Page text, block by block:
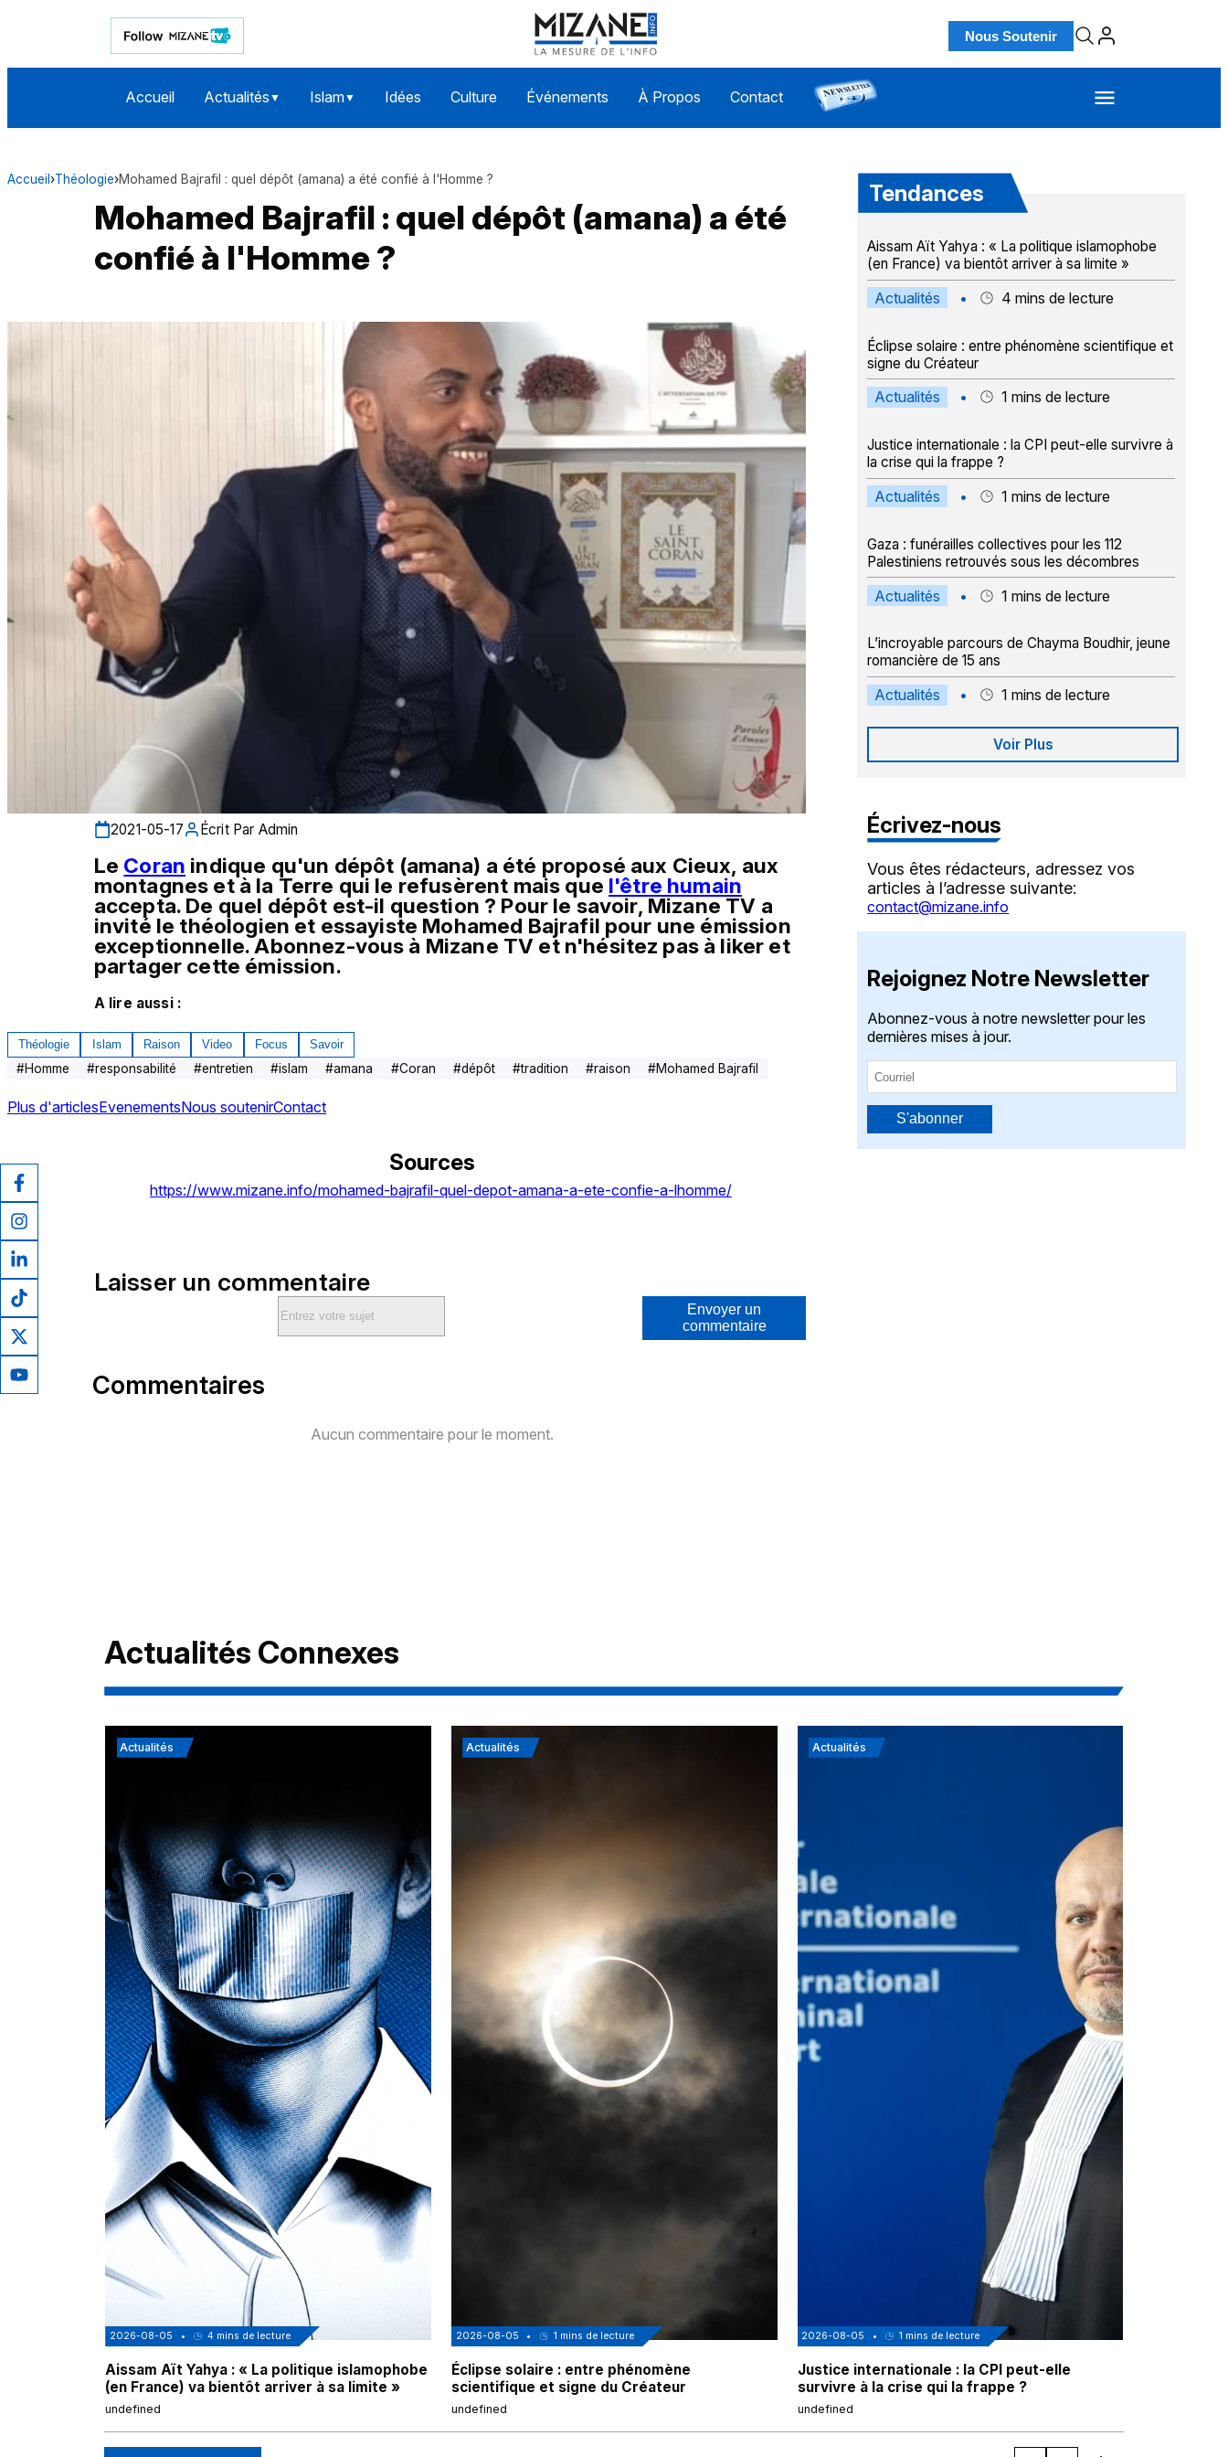
Nous Soutenir
Accueil Actualités ▼ Islam▼ Idées Culture Événements À Propos Contact
Accueil ›Théologie›Mohamed Bajrafil : quel dépôt (amana) a été confié à l'Homme ?
Mohamed Bajrafil : quel dépôt (amana) a été
confié à l'Homme ?
2021-05-17 Écrit Par Admin
Le Coran indique qu'un dépôt (amana) a été proposé aux Cieux, aux
montagnes et à la Terre qui le refusèrent mais que l'être humain
accepta. De quel dépôt est-il question ? Pour le savoir, Mizane TV a
invité le théologien et essayiste Mohamed Bajrafil pour une émission
exceptionnelle. Abonnez-vous à Mizane TV et n'hésitez pas à liker et
partager cette émission.
A lire aussi :
Théologie Islam Raison Video Focus Savoir
#Homme #responsabilité #entretien #islam #amana #Coran #dépôt #tradition #raison #Mohamed Bajrafil
Plus d'articlesEvenementsNous soutenirContact
Sources
https://www.mizane.info/mohamed-bajrafil-quel-depot-amana-a-ete-confie-a-lhomme/
Laisser un commentaire
Envoyer un
commentaire
Commentaires
Aucun commentaire pour le moment.
Tendances
Aissam Aït Yahya : « La politique islamophobe
(en France) va bientôt arriver à sa limite »
Actualités • 4 mins de lecture
Éclipse solaire : entre phénomène scientifique et
signe du Créateur
Actualités • 1 mins de lecture
Justice internationale : la CPI peut-elle survivre à
la crise qui la frappe ?
Actualités • 1 mins de lecture
Gaza : funérailles collectives pour les 112
Palestiniens retrouvés sous les décombres
Actualités • 1 mins de lecture
L’incroyable parcours de Chayma Boudhir, jeune
romancière de 15 ans
Actualités • 1 mins de lecture
Voir Plus
Écrivez-nous
Vous êtes rédacteurs, adressez vos
articles à l’adresse suivante:
contact@mizane.info
Rejoignez Notre Newsletter
Abonnez-vous à notre newsletter pour les
dernières mises à jour.
S'abonner
Actualités Connexes
Actualités
2026-08-05 • 4 mins de lecture
Aissam Aït Yahya : « La politique islamophobe
(en France) va bientôt arriver à sa limite »
undefined
Actualités
2026-08-05 • 1 mins de lecture
Éclipse solaire : entre phénomène
scientifique et signe du Créateur
undefined
Actualités
2026-08-05 • 1 mins de lecture
Justice internationale : la CPI peut-elle
survivre à la crise qui la frappe ?
undefined